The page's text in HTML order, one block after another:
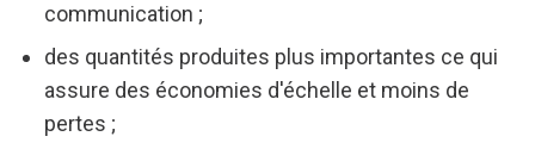
communication ;
des quantités produites plus importantes ce qui
assure des économies d'échelle et moins de
pertes ;